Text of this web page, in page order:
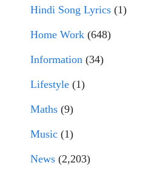
Hindi Song Lyrics (1)
Home Work (648)
Information (34)
Lifestyle (1)
Maths (9)
Music (1)
News (2,203)